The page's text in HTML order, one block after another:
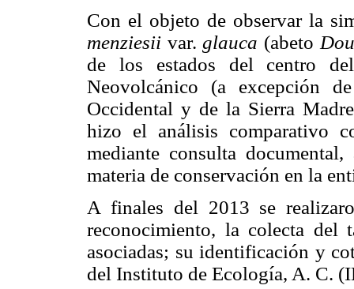
Con el objeto de observar la
menziesii var.glauca (abeto
de los estados del centro
Neovolcánico (a excepción
Occidental y de la Sierra
hizo el análisis comparativo
mediante consulta
materia de conservación en la
A finales del 2013 se
reconocimiento, la colecta del
asociadas; su identificación y
del Instituto de Ecología, A. C.